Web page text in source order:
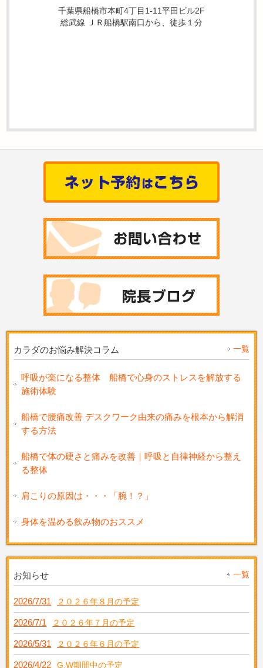
千葉県船橋市本町4丁目1-11平田ビル2F
総武線 ＪＲ船橋駅南口から、徒歩１分
カラダのお悩み解決コラム 一覧
呼吸が楽になる整体 船橋で心身のストレスを解放する
施術体験
船橋で腰痛改善 デスクワーク由来の痛みを根本から解消
する方法
船橋で体の硬さと痛みを改善｜呼吸と自律神経から整え
る整体
肩こりの原因は・・・「腕！？」
身体を温める飲み物のおススメ
お知らせ 一覧
2026/7/31 ２０２６年８月の予定
2026/7/1 ２０２６年７月の予定
2026/5/31 ２０２６年６月の予定
2026/4/22 G.W期間中の予定